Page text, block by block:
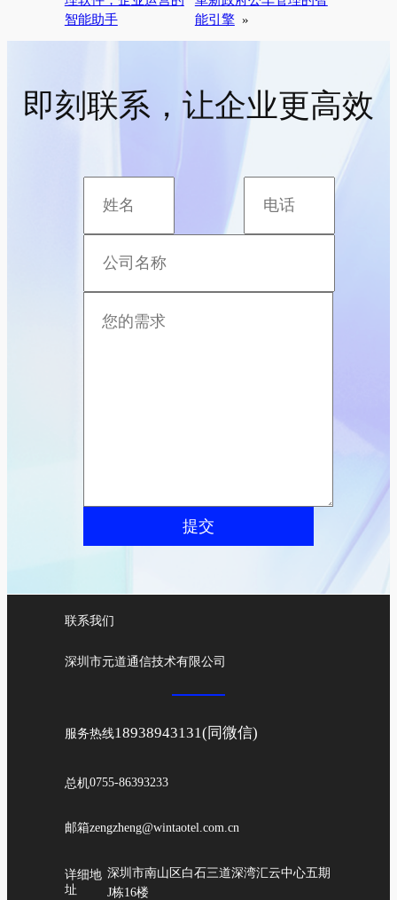
智能助手
能引擎 »
即刻联系，让企业更高效
提交
联系我们
深圳市元道通信技术有限公司
服务热线18938943131(同微信)
总机0755-86393233
邮箱zengzheng@wintaotel.com.cn
详细地
址
深圳市南山区白石三道深湾汇云中心五期
J栋16楼